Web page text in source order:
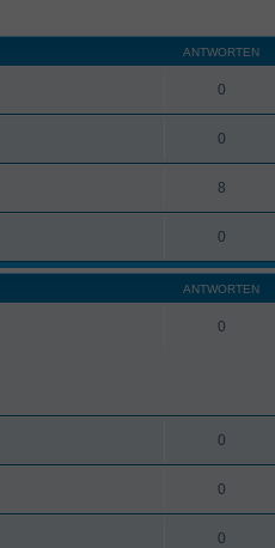
ANTWORTEN
0
0
8
0
ANTWORTEN
0
0
0
0